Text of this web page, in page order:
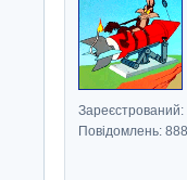
Повідомлень: 888